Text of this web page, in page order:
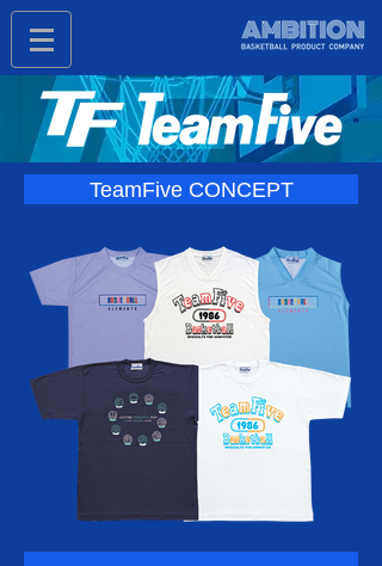
TeamFive CONCEPT